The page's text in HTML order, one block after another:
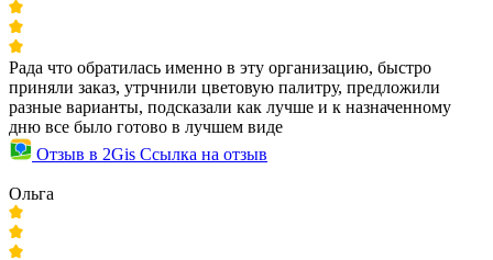
Рада что обратилась именно в эту организацию, быстро
приняли заказ, утрчнили цветовую палитру, предложили
разные варианты, подсказали как лучше и к назначенному
дню все было готово в лучшем виде
Отзыв в 2Gis Ссылка на отзыв
Ольга